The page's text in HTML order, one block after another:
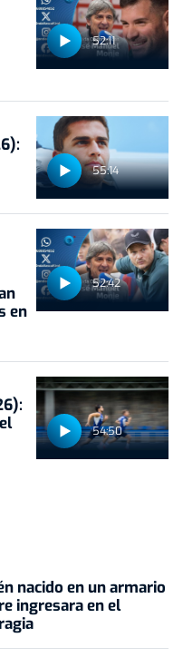
52:11
55:14
52:42
en
54:50
nacido en un armario
ingresara en el